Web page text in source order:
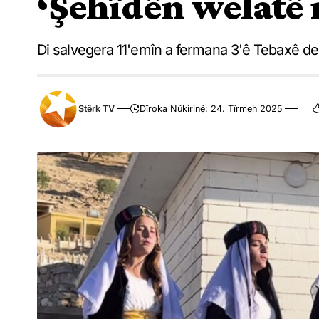
Di salvegera 11'emîn a fermana 3'ê Tebaxê
Stêrk TV Dîroka Nûkirinê: 24. Tîrmeh 2025